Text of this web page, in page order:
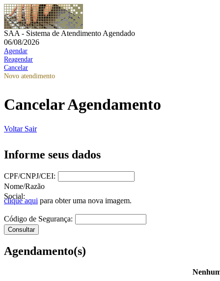
SAA - Sistema de Atendimento Agendado
06/08/2026
Agendar
Reagendar
Cancelar
Novo atendimento
Cancelar Agendamento
Voltar Sair
Informe seus dados
CPF/CNPJ/CEI:
Nome/Razão
Social:
clique aqui para obter uma nova imagem.
Código de Segurança:
Agendamento(s)